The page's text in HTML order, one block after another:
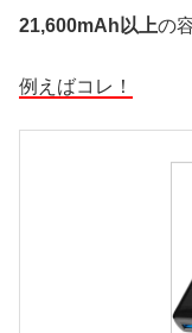
21,600mAh以上の
例えばコレ！